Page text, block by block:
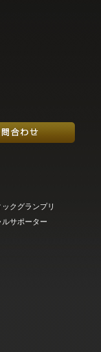
ックグランプリ
ルサポーター